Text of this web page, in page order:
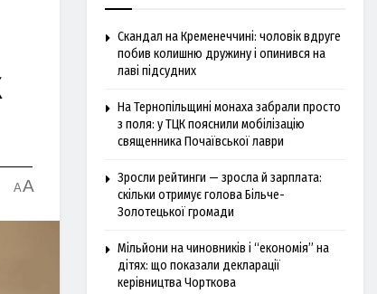
AA
Скандал на Кременеччині: чоловік вдруге
побив колишню дружину і опинився на
лаві підсудних
На Тернопільщині монаха забрали просто
з поля: у ТЦК пояснили мобілізацію
священника Почаївської лаври
Зросли рейтинги — зросла й зарплата:
скільки отримує голова Більче-
Золотецької громади
Мільйони на чиновників і “економія” на
дітях: що показали декларації
керівництва Чорткова